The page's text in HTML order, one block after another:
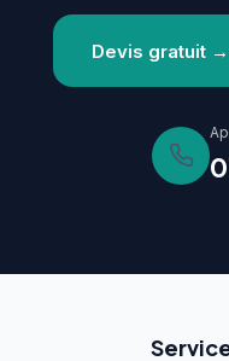
Devis gratuit →